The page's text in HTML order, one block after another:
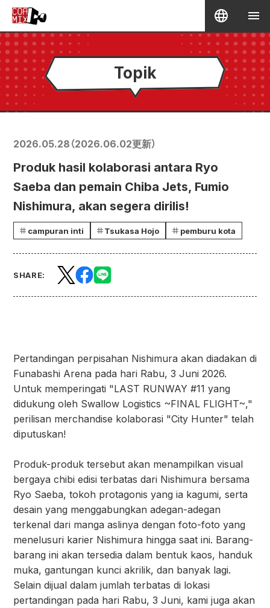
Topik
2026.05.28 （2026.06.02更新）
Produk hasil kolaborasi antara Ryo
Saeba dan pemain Chiba Jets, Fumio
Nishimura, akan segera dirilis!
campuran inti Tsukasa Hojo pemburu kota
SHARE:
Pertandingan perpisahan Nishimura akan diadakan di
Funabashi Arena pada hari Rabu, 3 Juni 2026.
Untuk memperingati "LAST RUNWAY #11 yang
didukung oleh Swallow Logistics ~FINAL FLIGHT~,"
perilisan merchandise kolaborasi "City Hunter" telah
diputuskan!
Produk-produk tersebut akan menampilkan visual
bergaya chibi edisi terbatas dari Nishimura bersama
Ryo Saeba, tokoh protagonis yang ia kagumi, serta
desain yang menggabungkan adegan-adegan
terkenal dari manga aslinya dengan foto-foto yang
menelusuri karier Nishimura hingga saat ini. Barang-
barang ini akan tersedia dalam bentuk kaos, handuk
muka, gantungan kunci akrilik, dan banyak lagi.
Selain dijual dalam jumlah terbatas di lokasi
pertandingan pada hari Rabu, 3 Juni, kami juga akan